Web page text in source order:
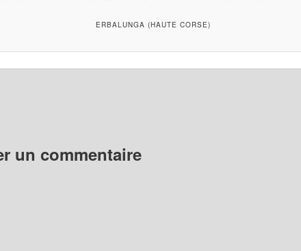
ERBALUNGA (HAUTE CORSE)
un commentaire